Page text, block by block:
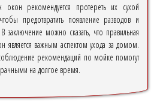
окон рекомендуется протереть их сухой
предотвратить появление разводов и
заключение можно сказать, что правильная
является важным аспектом ухода за домом.
рекомендаций по мойке помогут
на долгое время.